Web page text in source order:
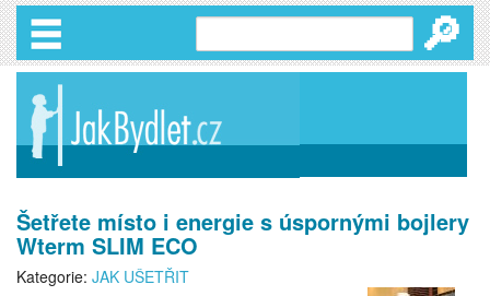
🔎
Šetřete místo i energie s úspornými bojlery
Wterm SLIM ECO
Kategorie: JAK UŠETŘIT